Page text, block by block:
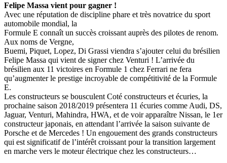
Felipe Massa vient pour gagner !
Avec une réputation de discipline phare et très novatrice du sport
automobile mondial, la
Formule E connaît un succès croissant auprès des pilotes de renom.
Aux noms de Vergne,
Buemi, Piquet, Lopez, Di Grassi viendra s’ajouter celui du brésilien
Felipe Massa qui vient de signer chez Venturi ! L’arrivée du
brésilien aux 11 victoires en Formule 1 chez Ferrari ne fera
qu’augmenter le prestige incroyable de compétitivité de la Formule
E.
Les constructeurs se bousculent Coté constructeurs et écuries, la
prochaine saison 2018/2019 présentera 11 écuries comme Audi, DS,
Jaguar, Venturi, Mahindra, HWA, et de voir apparaître Nissan, le 1er
constructeur japonais, en attendant l’arrivée la saison suivante de
Porsche et de Mercedes ! Un engouement des grands constructeurs
qui est significatif de l’intérêt croissant pour la transition largement
en marche vers le moteur électrique chez les constructeurs…